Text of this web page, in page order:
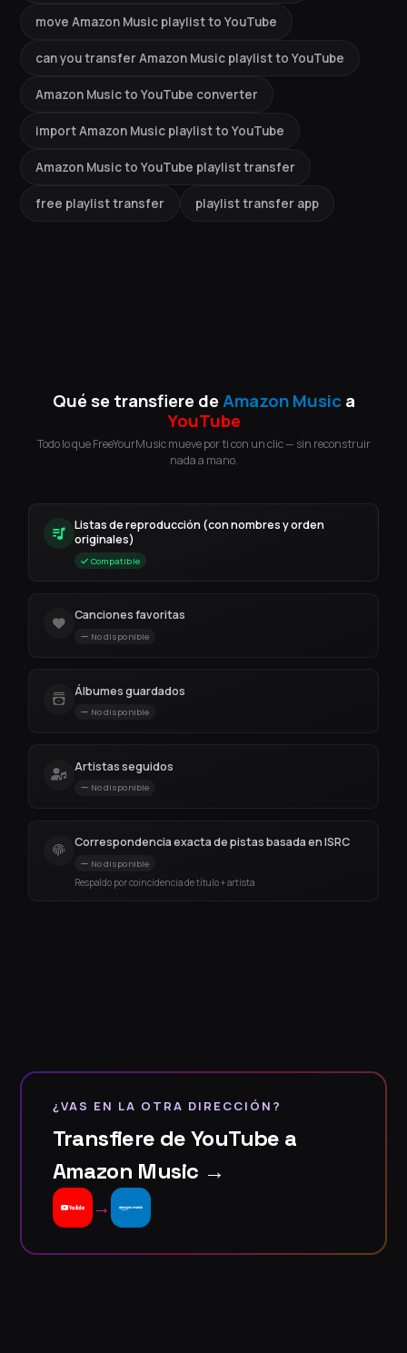
move Amazon Music playlist to YouTube
can you transfer Amazon Music playlist to YouTube
Amazon Music to YouTube converter
import Amazon Music playlist to YouTube
Amazon Music to YouTube playlist transfer
free playlist transfer playlist transfer app
Qué se transfiere deAmazon Music a
YouTube
Todo lo que FreeYourMusic mueve por ti con un clic — sin reconstruir
nada a mano.
Listas de reproducción (con nombres y orden
originales)
Compatible
Canciones favoritas
No disponible
Álbumes guardados
No disponible
Artistas seguidos
No disponible
Correspondencia exacta de pistas basada en ISRC
No disponible
Respaldo por coincidencia de título + artista
¿VAS EN LA OTRA DIRECCIÓN?
Transfiere de YouTube a
Amazon Music →
→